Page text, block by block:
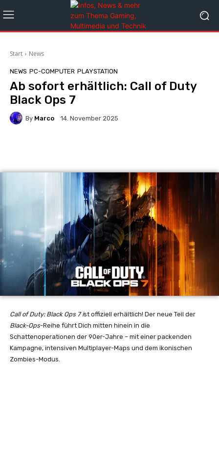
Start News
NEWS PC-COMPUTER PLAYSTATION
Ab sofort erhältlich: Call of Duty
Black Ops 7
By Marco 14. November 2025
Call of Duty: Black Ops 7 ist offiziell erhältlich! Der neue Teil der
Black-Ops-Reihe führt Dich mitten hinein in die
Schattenoperationen der 90er-Jahre – mit einer packenden
Kampagne, intensiven Multiplayer-Maps und dem ikonischen
Zombies-Modus.